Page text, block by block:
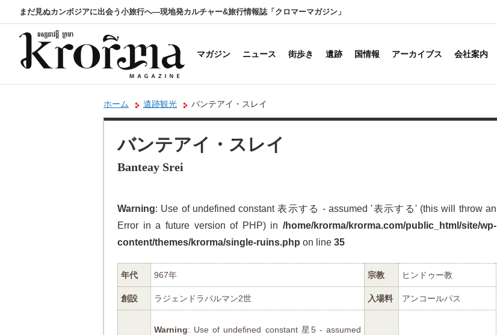
まだ見ぬカンボジアに出会う小旅行へ―現地発カルチャー&旅行情報誌「クロマーマガジン」
マガジン ニュース 街歩き 遺跡 国情報 アーカイブス 会社案内
ホーム 遺跡観光 バンテアイ・スレイ
バンテアイ・スレイ
Banteay Srei
Warning: Use of undefined constant 表示する - assumed '表示する' (this will throw an
Error in a future version of PHP) in /home/krorma/krorma.com/public_html/site/wp-
content/themes/krorma/single-ruins.php on line 35
年代 967年 宗教 ヒンドゥー教
創設 ラジェンドラバルマン2世 入場料 アンコールパス
Warning: Use of undefined constant 星5 - assumed